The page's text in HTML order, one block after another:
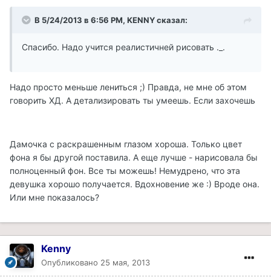
В 5/24/2013 в 6:56 PM, KENNY сказал:
Спасибо. Надо учится реалистичней рисовать ._.
Надо просто меньше лениться ;) Правда, не мне об этом
говорить ХД. А детализировать ты умеешь. Если захочешь
Дамочка с раскрашенным глазом хороша. Только цвет
фона я бы другой поставила. А еще лучше - нарисовала бы
полноценный фон. Все ты можешь! Немудрено, что эта
девушка хорошо получается. Вдохновение же :) Вроде она.
Или мне показалось?
Kenny
Опубликовано 25 мая, 2013